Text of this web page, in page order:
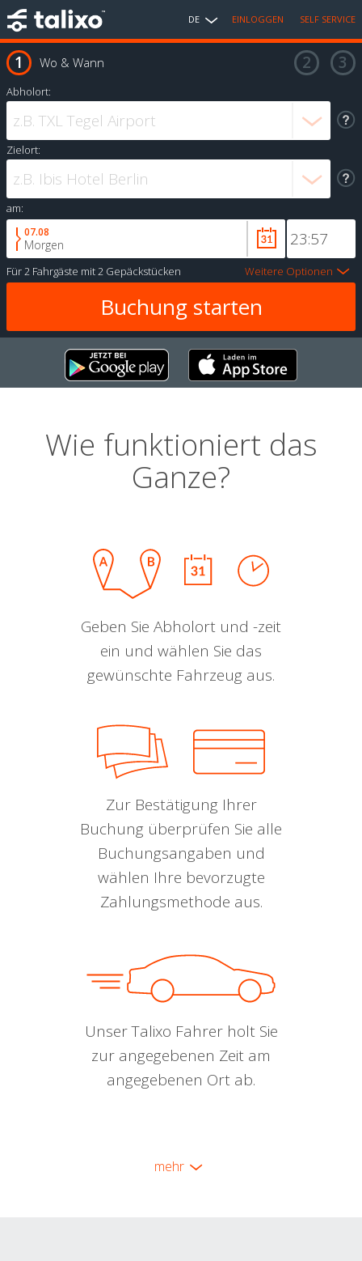
DE EINLOGGEN SELF SERVICE
Wo & Wann
Abholort:
Zielort:
am:
07.08
Morgen
Für2 Fahrgäste mit2 Gepäckstücken Weitere Optionen
Wie funktioniert das
Ganze?
Geben Sie Abholort und -zeit
ein und wählen Sie das
gewünschte Fahrzeug aus.
Zur Bestätigung Ihrer
Buchung überprüfen Sie alle
Buchungsangaben und
wählen Ihre bevorzugte
Zahlungsmethode aus.
Unser Talixo Fahrer holt Sie
zur angegebenen Zeit am
angegebenen Ort ab.
mehr